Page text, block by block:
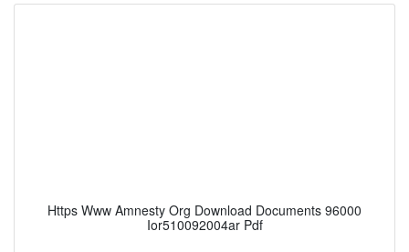
Https Www Amnesty Org Download Documents 96000
Ior510092004ar Pdf